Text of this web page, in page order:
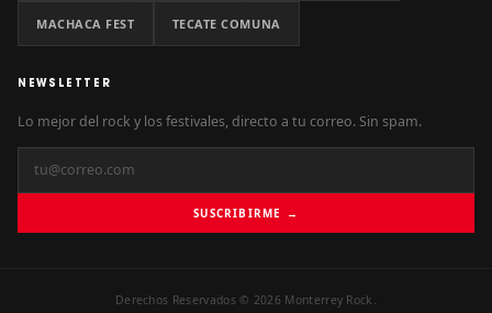
MACHACA FEST TECATE COMUNA
NEWSLETTER
Lo mejor del rock y los festivales, directo a tu correo. Sin spam.
SUSCRIBIRME →
Derechos Reservados © 2026 Monterrey Rock.